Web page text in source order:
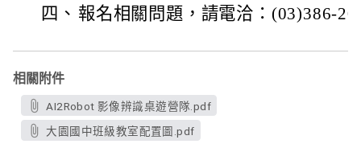
四、 報名相關問題，請電洽：(03)386-
相關附件
AI2Robot 影像辨識桌遊營隊.pdf
大園國中班級教室配置圖.pdf